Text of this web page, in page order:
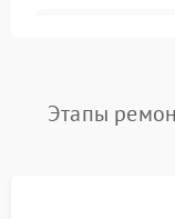
Проблемы с набором
воды
Этапы